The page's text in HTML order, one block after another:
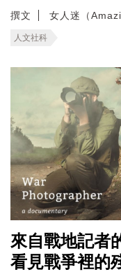
撰文 女人迷（
人文社科
來自戰地記者
看見戰爭裡的